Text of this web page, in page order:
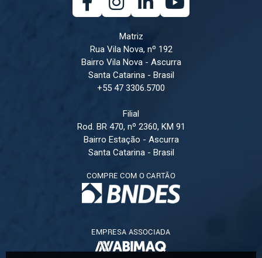
Matriz
Rua Vila Nova, nº 192
Bairro Vila Nova - Ascurra
Santa Catarina - Brasil
+55 47 3306.5700
Filial
Rod. BR 470, nº 2360, KM 91
Bairro Estação - Ascurra
Santa Catarina - Brasil